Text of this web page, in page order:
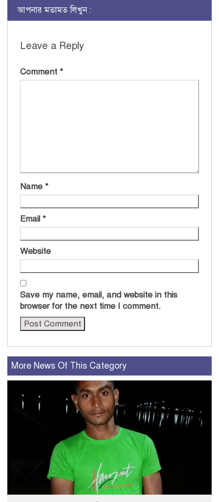
আপনার মতামত লিখুন :
Leave a Reply
Comment *
Name *
Email *
Website
Save my name, email, and website in this
browser for the next time I comment.
More News Of This Category